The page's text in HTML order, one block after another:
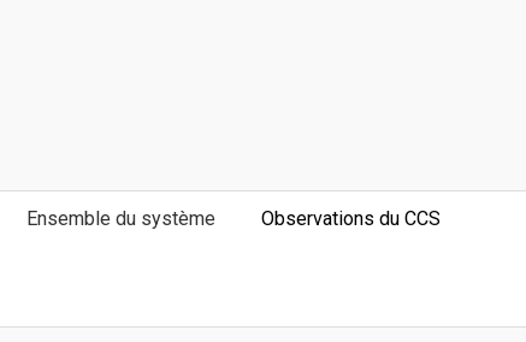
Ensemble du système Observations du CCS